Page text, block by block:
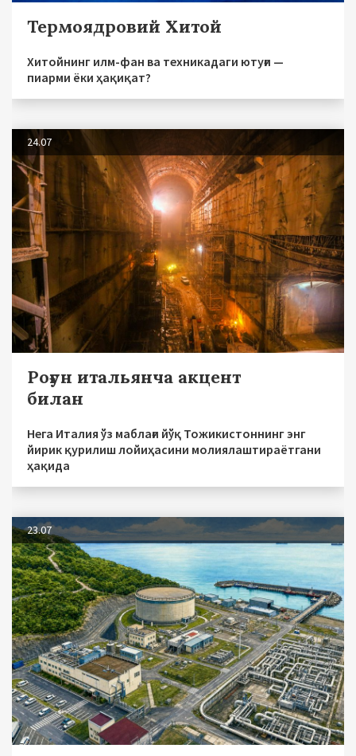
Термоядровий Хитой
Хитойнинг илм-фан ва техникадаги ютуғи —
пиарми ёки ҳақиқат?
24.07
Роғун итальянча акцент
билан
Нега Италия ўз маблағи йўқ Тожикистоннинг энг
йирик қурилиш лойиҳасини молиялаштираётгани
ҳақида
23.07